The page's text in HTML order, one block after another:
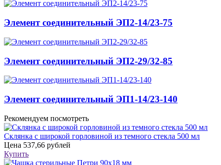
Элемент соединительный ЭП2-14/23-75
Элемент соединительный ЭП2-29/32-85
Элемент соединительный ЭП1-14/23-140
Рекомендуем посмотреть
Склянка с широкой горловиной из темного стекла 500 мл
Цена 537,66 рублей
Купить